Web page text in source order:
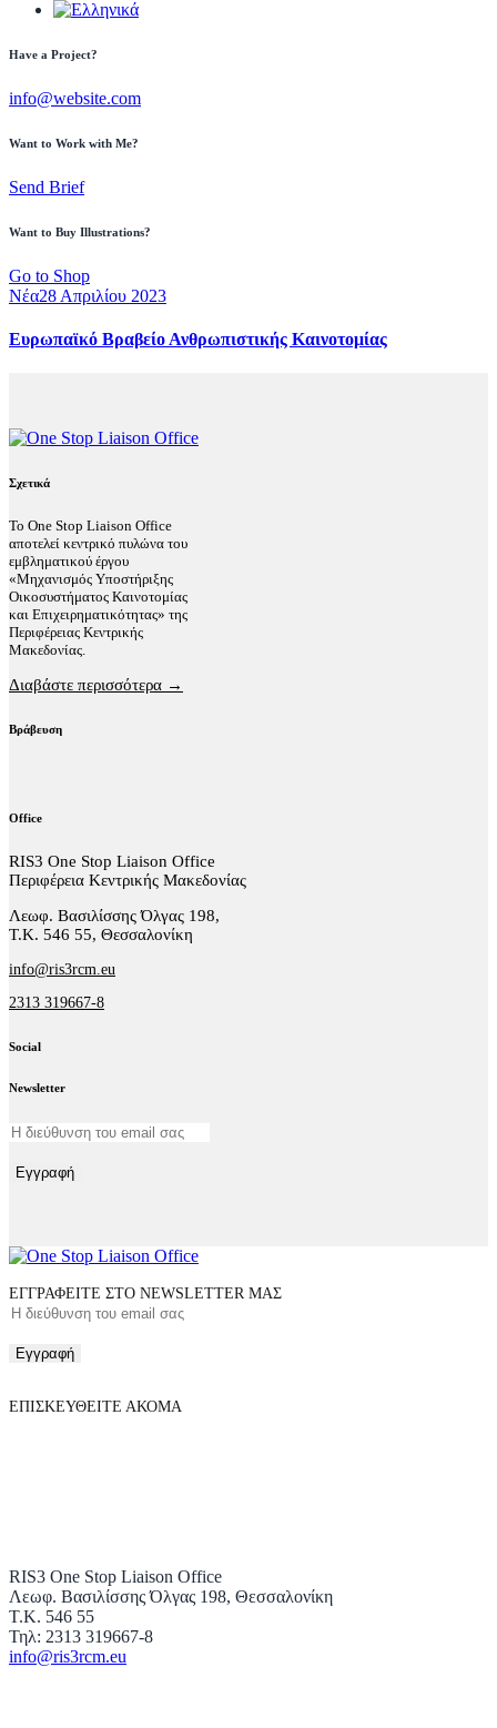
facebook-
linkedin
twitter-
Have a Project?
info@website.com
Want to Work with Me?
Send Brief
Want to Buy Illustrations?
Go to Shop
Νέα28 Απριλίου 2023
Ευρωπαϊκό Βραβείο Ανθρωπιστικής Καινοτομίας
Σχετικά
Το One Stop Liaison Office
αποτελεί κεντρικό πυλώνα του
εμβληματικού έργου
«Μηχανισμός Υποστήριξης
Οικοσυστήματος Καινοτομίας
και Επιχειρηματικότητας» της
Περιφέρειας Κεντρικής
Μακεδονίας.
Διαβάστε περισσότερα →
Βράβευση
Office
RIS3 One Stop Liaison Office
Περιφέρεια Κεντρικής Μακεδονίας
Λεωφ. Βασιλίσσης Όλγας 198,
Τ.Κ. 546 55, Θεσσαλονίκη
info@ris3rcm.eu
2313 319667-8
Social
facebook-
linkedin
twitter-
Newsletter
Εγγραφή
ΕΓΓΡΑΦΕΙΤΕ ΣΤΟ NEWSLETTER ΜΑΣ
Εγγραφή
ΕΠΙΣΚΕΥΘΕΙΤΕ ΑΚΟΜΑ
RIS3 One Stop Liaison Office
Λεωφ. Βασιλίσσης Όλγας 198, Θεσσαλονίκη
Τ.Κ. 546 55
Τηλ: 2313 319667-8
info@ris3rcm.eu